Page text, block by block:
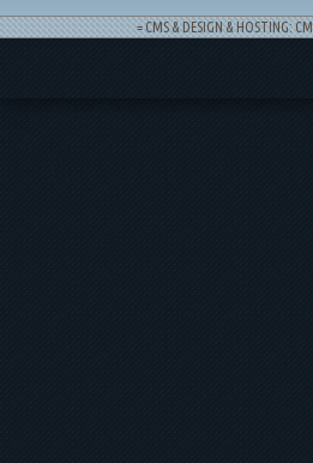
= CMS & DESIGN & HOSTING: